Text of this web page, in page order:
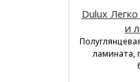
Dulux
и
ламината,